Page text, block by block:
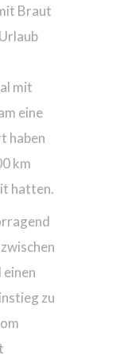
Braut
mit
eine
haben
km
hatten.
einen
zu